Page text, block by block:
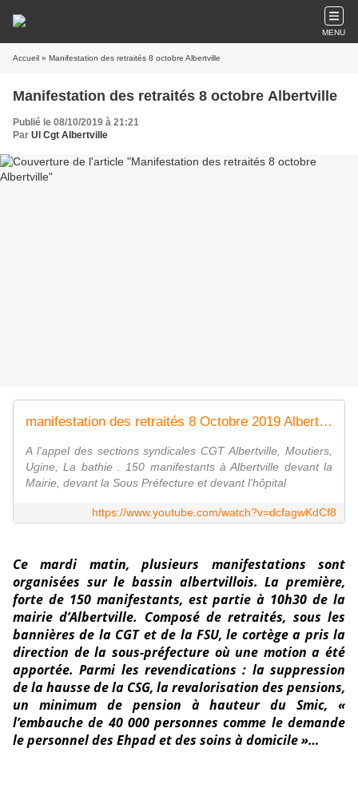
MENU
Accueil » Manifestation des retraités 8 octobre Albertville
Manifestation des retraités 8 octobre Albertville
Publié le 08/10/2019 à 21:21
Par Ul Cgt Albertville
manifestation des retraités 8 Octobre 2019 Albertville
A l'appel des sections syndicales CGT Albertville, Moutiers,
Ugine, La bathie . 150 manifestants à Albertville devant la
Mairie, devant la Sous Préfecture et devant l'hôpital
https://www.youtube.com/watch?v=dcfagwKdCf8
Ce mardi matin, plusieurs manifestations sont
organisées sur le bassin albertvillois. La première,
forte de 150 manifestants, est partie à 10h30 de la
mairie d’Albertville. Composé de retraités, sous les
bannières de la CGT et de la FSU, le cortège a pris la
direction de la sous-préfecture où une motion a été
apportée. Parmi les revendications : la suppression
de la hausse de la CSG, la revalorisation des pensions,
un minimum de pension à hauteur du Smic, «
l’embauche de 40 000 personnes comme le demande
le personnel des Ehpad et des soins à domicile »…